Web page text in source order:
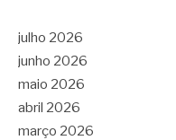
julho 2026
junho 2026
maio 2026
abril 2026
março 2026